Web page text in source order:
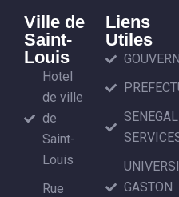
Ville de
Saint-
Louis
Hotel
de ville
de
Saint-
Louis
Rue
Liens
Utiles
SENEGAL
GASTON